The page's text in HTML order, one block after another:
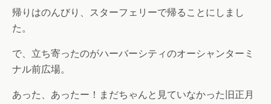
帰りはのんびり、スターフェリーで帰ることにしまし
た。
で、立ち寄ったのがハーバーシティのオーシャンターミ
ナル前広場。
あった、あったー！まだちゃんと見ていなかった旧正月